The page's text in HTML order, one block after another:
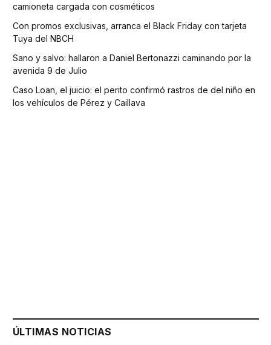
camioneta cargada con cosméticos
Con promos exclusivas, arranca el Black Friday con tarjeta
Tuya del NBCH
Sano y salvo: hallaron a Daniel Bertonazzi caminando por la
avenida 9 de Julio
Caso Loan, el juicio: el perito confirmó rastros de del niño en
los vehículos de Pérez y Caillava
ÚLTIMAS NOTICIAS